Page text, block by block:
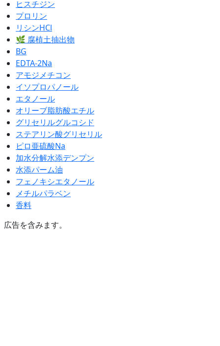
ヒスチジン
プロリン
リシンHCl
🌿 腐植土抽出物
BG
EDTA-2Na
アモジメチコン
イソプロパノール
エタノール
オリーブ脂肪酸エチル
グリセリルグルコシド
ステアリン酸グリセリル
ピロ亜硫酸Na
加水分解水添デンプン
水添パーム油
フェノキシエタノール
メチルパラベン
香料
広告を含みます。